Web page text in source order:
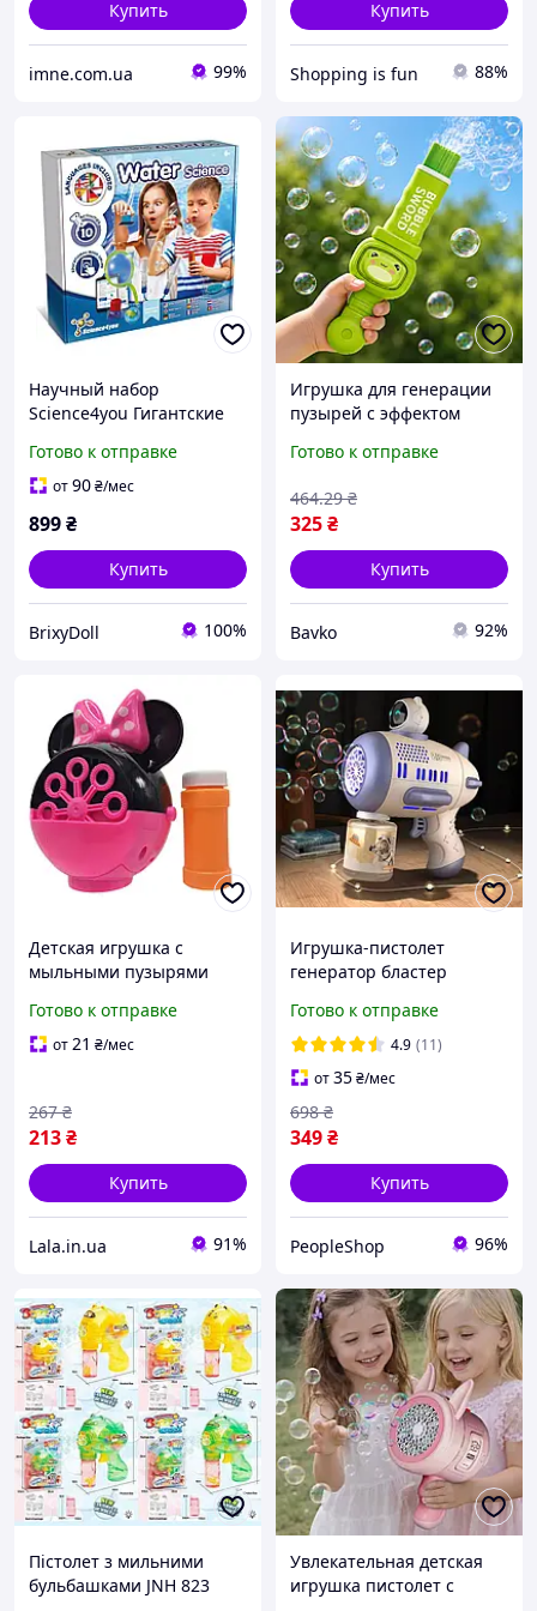
Купить
imne.com.ua 99%
Купить
Shopping is fun 88%
Научный набор
Science4you Гигантские
эксперименты с водой ,
23 опыта, STEM игрушка
Готово к отправке
от90₴/мес
899₴
Купить
BrixyDoll 100%
Игрушка для генерации
пузырей с эффектом
Зеленый / Генератор
пузыри с дымом
Готово к отправке
325₴
464.29 ₴
Купить
Bavko 92%
Детская игрушка с
мыльными пузырями
батарейках, Lala.in.ua
Готово к отправке
от21 ₴/мес
213₴
267 ₴
Купить
Lala.in.ua 91%
Игрушка-пистолет
генератор бластер
подсветкой, Пистолет
пулемет мыльные пузыри
на батарейках
Готово к отправке
4.9 (11)
от35₴/мес
349₴
698 ₴
Купить
PeopleShop 96%
Пістолет з мильними
бульбашками JNH 823
Увлекательная детская
игрушка пистолет с